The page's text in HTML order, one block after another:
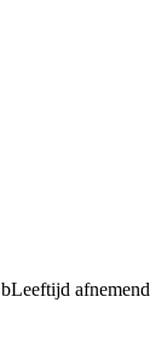
bLeeftijd afnemend